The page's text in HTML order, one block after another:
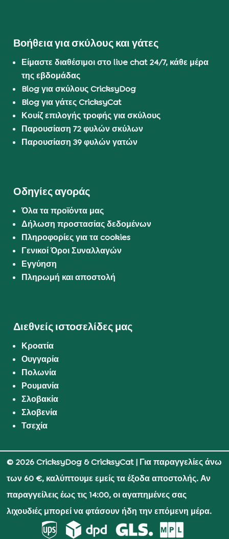
Βοήθεια για σκύλους και γάτες
Είμαστε διαθέσιμοι στο live chat 24/7, κάθε μέρα
της εβδομάδας
Blog για σκύλους CricksyDog
Blog για γάτες CricksyCat
Κουίζ επιλογής τροφής για σκύλους
Παρουσίαση 72 φυλών σκύλων
Παρουσίαση 39 φυλών γατών
Οδηγίες αγοράς
Όλα τα προϊόντα μας
Δήλωση προστασίας δεδομένων
Πληροφορίες για τα cookies
Γενικοί Όροι Συναλλαγών
Εγγύηση
Πληρωμή και αποστολή
Διεθνείς ιστοσελίδες μας
Κροατία
Ουγγαρία
Πολωνία
Ρουμανία
Σλοβακία
Σλοβενία
Τσεχία
© 2026 CricksyDog & CricksyCat| Για παραγγελίες άνω
των 60 €, καλύπτουμε εμείς τα έξοδα αποστολής. Αν
παραγγείλεις έως τις 14:00, οι αγαπημένες σας
λιχουδιές μπορεί να φτάσουν ήδη την επόμενη μέρα.